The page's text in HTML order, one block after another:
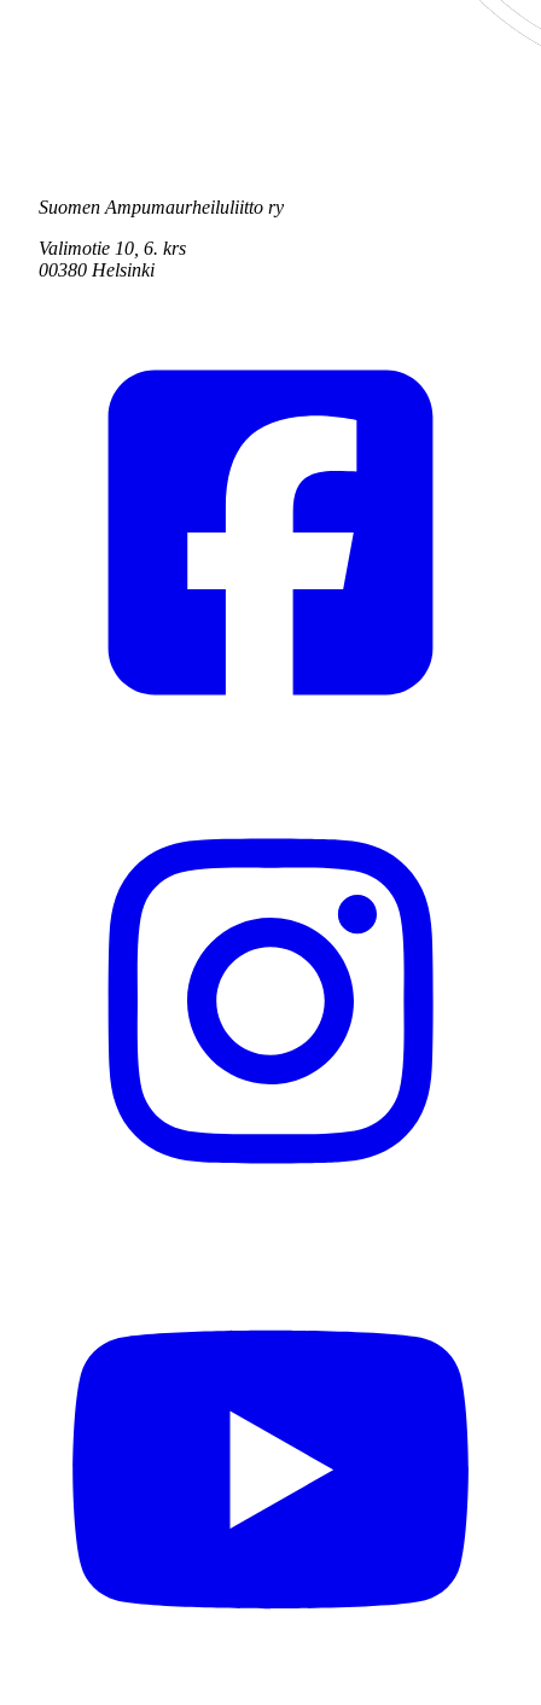
Suomen Ampumaurheiluliitto ry
Valimotie 10, 6. krs
00380 Helsinki